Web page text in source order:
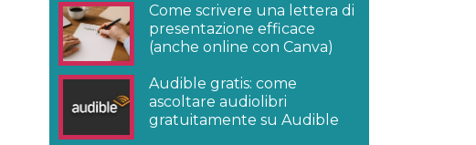
Come scrivere una lettera di
presentazione efficace
(anche online con Canva)
Audible gratis: come
ascoltare audiolibri
gratuitamente su Audible